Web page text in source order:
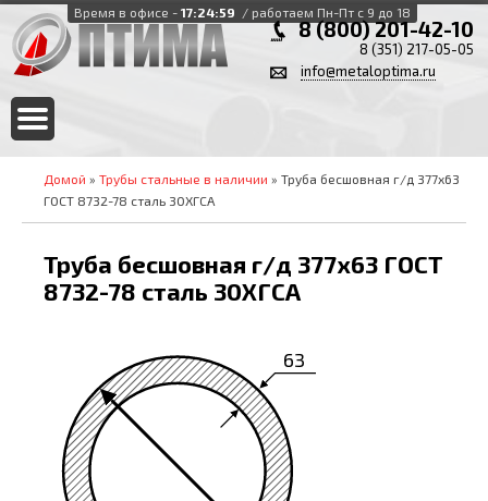
Время в офисе - 17:25:00 / работаем Пн-Пт с 9 до 18
8 (800) 201-42-10
8 (351) 217-05-05
info@metaloptima.ru
Домой » Трубы стальные в наличии » Труба бесшовная г/д 377х63
ГОСТ 8732-78 сталь 30ХГСА
Труба бесшовная г/д 377х63 ГОСТ
8732-78 сталь 30ХГСА
63